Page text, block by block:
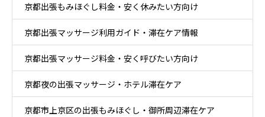
京都出張もみほぐし料金・安く休みたい方向け
京都出張マッサージ利用ガイド・滞在ケア情報
京都出張マッサージ料金・安く呼びたい方向け
京都夜の出張マッサージ・ホテル滞在ケア
京都市上京区の出張もみほぐし・御所周辺滞在ケア